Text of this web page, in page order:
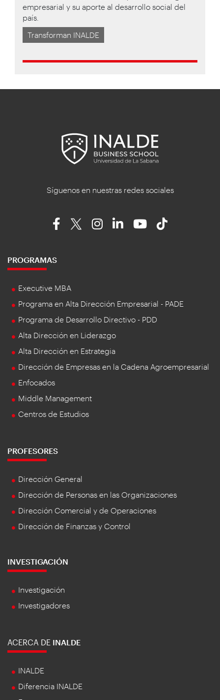
empresarial y su aporte al desarrollo social del
país.
Transforman INALDE
Síguenos en nuestras redes sociales
PROGRAMAS
Executive MBA
Programa en Alta Dirección Empresarial - PADE
Programa de Desarrollo Directivo - PDD
Alta Dirección en Liderazgo
Alta Dirección en Estrategia
Dirección de Empresas en la Cadena Agroempresarial
Enfocados
Middle Management
Centros de Estudios
PROFESORES
Dirección General
Dirección de Personas en las Organizaciones
Dirección Comercial y de Operaciones
Dirección de Finanzas y Control
INVESTIGACIÓN
Investigación
Investigadores
ACERCA DE INALDE
INALDE
Diferencia INALDE